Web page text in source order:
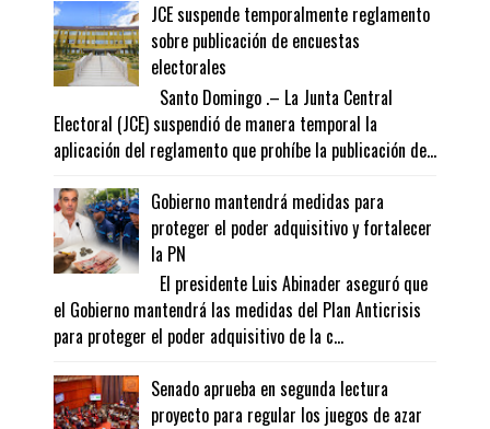
JCE suspende temporalmente reglamento
sobre publicación de encuestas
electorales
Santo Domingo .– La Junta Central
Electoral (JCE) suspendió de manera temporal la
aplicación del reglamento que prohíbe la publicación de...
Gobierno mantendrá medidas para
proteger el poder adquisitivo y fortalecer
la PN
El presidente Luis Abinader aseguró que
el Gobierno mantendrá las medidas del Plan Anticrisis
para proteger el poder adquisitivo de la c...
Senado aprueba en segunda lectura
proyecto para regular los juegos de azar